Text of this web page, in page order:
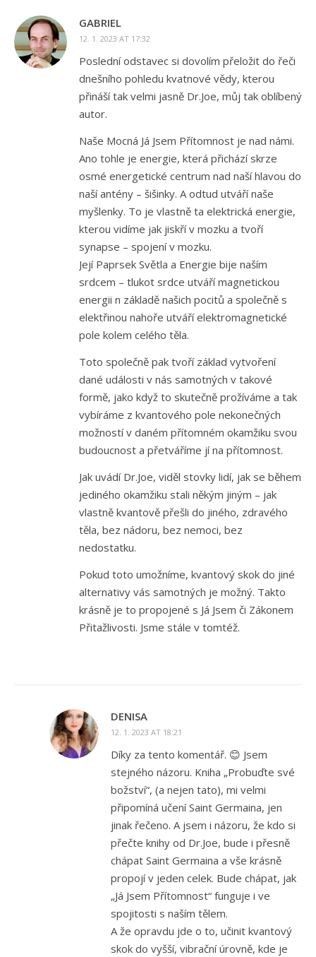
GABRIEL
12. 1. 2023 AT 17:32
Poslední odstavec si dovolím přeložit do řeči
dnešního pohledu kvatnové vědy, kterou
přináší tak velmi jasně Dr.Joe, můj tak oblíbený
autor.
Naše Mocná Já Jsem Přítomnost je nad námi.
Ano tohle je energie, která přichází skrze
osmé energetické centrum nad naší hlavou do
naší antény – šišinky. A odtud utváří naše
myšlenky. To je vlastně ta elektrická energie,
kterou vidíme jak jiskří v mozku a tvoří
synapse – spojení v mozku.
Její Paprsek Světla a Energie bije naším
srdcem – tlukot srdce utváří magnetickou
energii n základě našich pocitů a společně s
elektřinou nahoře utváří elektromagnetické
pole kolem celého těla.
Toto společně pak tvoří základ vytvoření
dané události v nás samotných v takové
formě, jako když to skutečně prožíváme a tak
vybíráme z kvantového pole nekonečných
možností v daném přítomném okamžiku svou
budoucnost a přetváříme jí na přítomnost.
Jak uvádí Dr.Joe, viděl stovky lidí, jak se během
jediného okamžiku stali někým jiným – jak
vlastně kvantově přešli do jiného, zdravého
těla, bez nádoru, bez nemoci, bez
nedostatku.
Pokud toto umožníme, kvantový skok do jiné
alternativy vás samotných je možný. Takto
krásně je to propojené s Já Jsem či Zákonem
Přitažlivosti. Jsme stále v tomtéž.
DENISA
12. 1. 2023 AT 18:21
Díky za tento komentář. 😊 Jsem
stejného názoru. Kniha „Probuďte své
božství“, (a nejen tato), mi velmi
připomíná učení Saint Germaina, jen
jinak řečeno. A jsem i názoru, že kdo si
přečte knihy od Dr.Joe, bude i přesně
chápat Saint Germaina a vše krásně
propojí v jeden celek. Bude chápat, jak
„Já Jsem Přítomnost“ funguje i ve
spojitosti s naším tělem.
A že opravdu jde o to, učinit kvantový
skok do vyšší, vibrační úrovně, kde je